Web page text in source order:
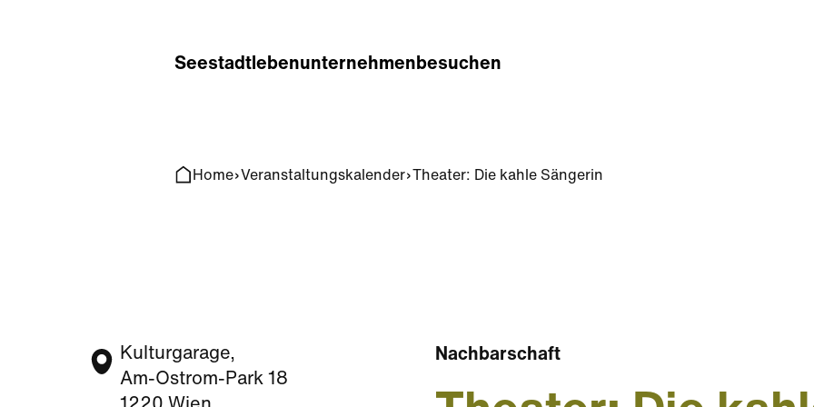
Seestadtlebenunternehmenbesuchen
Home Veranstaltungskalender Theater: Die kahle Sängerin
Kulturgarage,
Am-Ostrom-Park 18
Nachbarschaft